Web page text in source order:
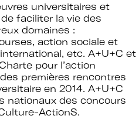
universitaires et
faciliter la vie des
domaines :
action sociale et
etc. A+U+C et
pour l’action
premières rencontres
en 2014. A+U+C
nationaux des concours
ActionS.